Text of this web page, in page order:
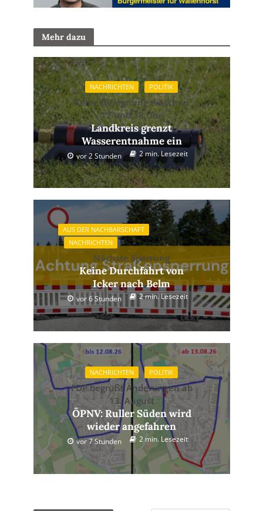
Mehr dazu
NACHRICHTEN POLITIK
Keine Beregnung zwischen
12 und 18 Uhr
Landkreis grenzt
Wasserentnahme ein
vor 2 Stunden 2 min. Lesezeit
AUS DER NACHBARSCHAFT
NACHRICHTEN
Nächste Sperrung
Keine Durchfahrt von
Icker nach Belm
vor 6 Stunden 2 min. Lesezeit
NACHRICHTEN POLITIK
FDP begrüßt Änderungen ab
13. August
ÖPNV: Ruller Süden wird
wieder angefahren
vor 7 Stunden 2 min. Lesezeit